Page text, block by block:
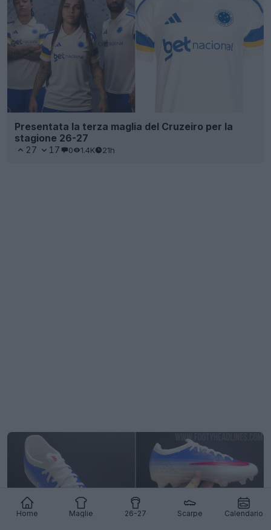
Home Maglie 26-27 Scarpe Calendario
Presentata la terza maglia del Cruzeiro per la
stagione 26-27
27 17 0 1.4K 21h